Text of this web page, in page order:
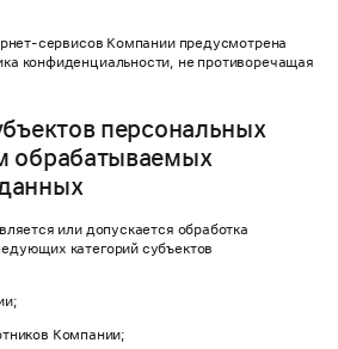
сервисов Компании предусмотрена
конфиденциальности, не противоречащая
персональных
обрабатываемых
или допускается обработка
категорий субъектов
Компании;